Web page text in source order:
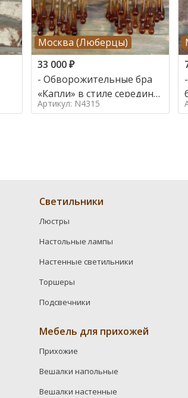
Москва (Люберцы)
33 000₽
- Обворожительные бра
«Капли» в стиле середина
20в
Артикул: N4315
Светильники
Люстры
Настольные лампы
Настенные светильники
Торшеры
Подсвечники
Мебель для прихожей
Прихожие
Вешалки напольные
Вешалки настенные